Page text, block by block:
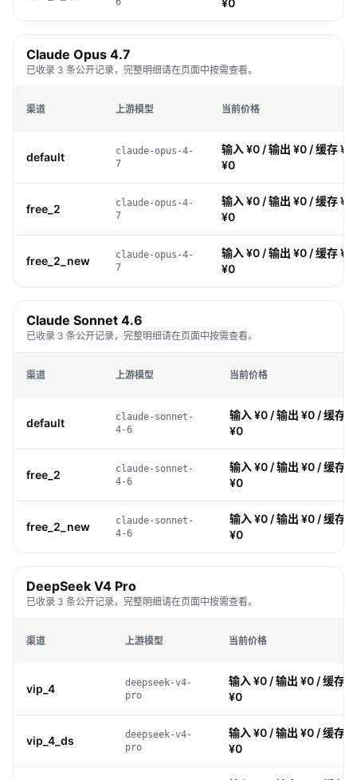
¥0
Claude Opus 4.7
已收录 3 条公开记录，完整明细请在页面中按需查看。
渠道 上游模型 当前价格
default
claude-opus-4-
7
输入 ¥0 / 输出 ¥0 / 缓存 ¥0
¥0
free_2
claude-opus-4-
7
输入 ¥0 / 输出 ¥0 / 缓存 ¥0
¥0
free_2_new
claude-opus-4-
7
输入 ¥0 / 输出 ¥0 / 缓存 ¥0
¥0
Claude Sonnet 4.6
已收录 3 条公开记录，完整明细请在页面中按需查看。
渠道 上游模型 当前价格
default
claude-sonnet-
4-6
输入 ¥0 / 输出 ¥0 / 缓存
¥0
free_2
claude-sonnet-
4-6
输入 ¥0 / 输出 ¥0 / 缓存
¥0
free_2_new
claude-sonnet-
4-6
输入 ¥0 / 输出 ¥0 / 缓存
¥0
DeepSeek V4 Pro
已收录 3 条公开记录，完整明细请在页面中按需查看。
渠道 上游模型 当前价格
vip_4
deepseek-v4-
pro
输入 ¥0 / 输出 ¥0 / 缓存
¥0
vip_4_ds
deepseek-v4-
pro
输入 ¥0 / 输出 ¥0 / 缓存
¥0